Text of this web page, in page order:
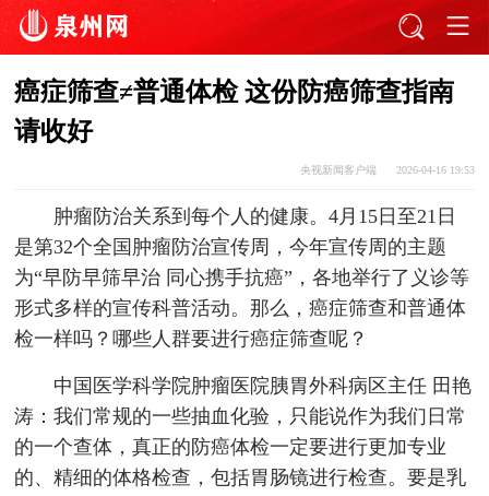
癌症筛查≠普通体检 这份防癌筛查指南
请收好
央视新闻客户端 2026-04-16 19:53
肿瘤防治关系到每个人的健康。4月15日至21日
是第32个全国肿瘤防治宣传周，今年宣传周的主题
为“早防早筛早治 同心携手抗癌”，各地举行了义诊等
形式多样的宣传科普活动。那么，癌症筛查和普通体
检一样吗？哪些人群要进行癌症筛查呢？
中国医学科学院肿瘤医院胰胃外科病区主任 田艳
涛：我们常规的一些抽血化验，只能说作为我们日常
的一个查体，真正的防癌体检一定要进行更加专业
的、精细的体格检查，包括胃肠镜进行检查。要是乳